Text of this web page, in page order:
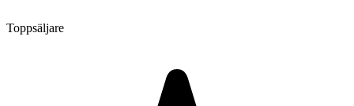
Toppsäljare